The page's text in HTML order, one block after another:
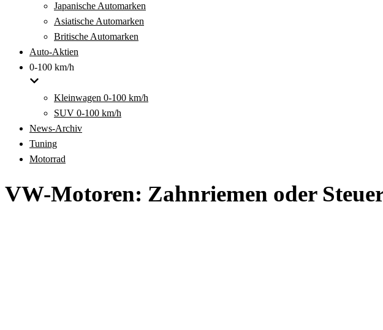
Japanische Automarken
Asiatische Automarken
Britische Automarken
Auto-Aktien
0-100 km/h
Kleinwagen 0-100 km/h
SUV 0-100 km/h
News-Archiv
Tuning
Motorrad
VW-Motoren: Zahnriemen oder